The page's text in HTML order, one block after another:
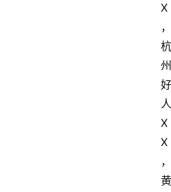
X
，
杭
州
好
人
X
X
，
黄